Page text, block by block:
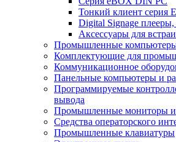
Тонкий клиент серия
Digital Signage
Аксессуары для
Промышленные
Комплектующие для
Коммуникационное
Панельные компьютеры и
Программируемые
вывода
Промышленные мониторы
Средства операторского
Промышленные клавиатуры